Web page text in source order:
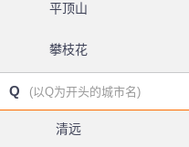
平顶山
攀枝花
Q (以Q为开头的城市名)
清远